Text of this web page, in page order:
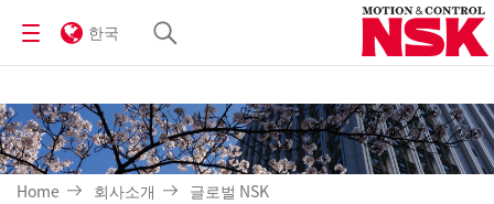
한국
Home 회사소개 글로벌 NSK